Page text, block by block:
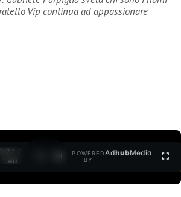
Vip continua ad appassionare
0:27 /
1:40
POWERED
BY
AdhubMedia